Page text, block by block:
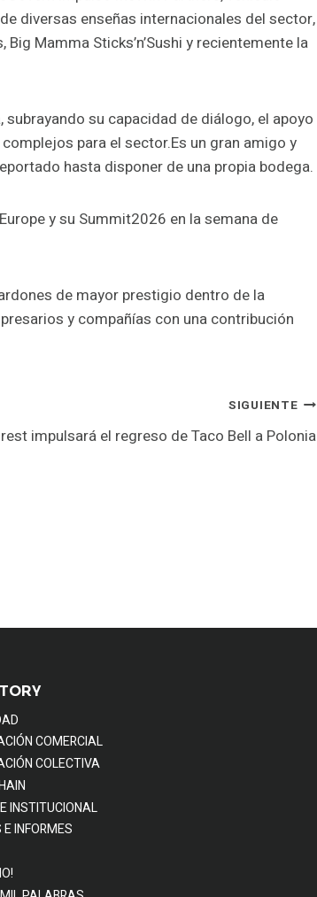
diversas enseñas internacionales del sector,
Big Mamma Sticks’n’Sushi y recientemente la
su capacidad de diálogo, el apoyo
para el sector.Es un gran amigo y
hasta disponer de una propia bodega.
y su Summit2026 en la semana de
de mayor prestigio dentro de la
y compañías con una contribución
SIGUIENTE
impulsará el regreso de Taco Bell a Polonia
COMERCIAL
COLECTIVA
INSTITUCIONAL
INFORMES